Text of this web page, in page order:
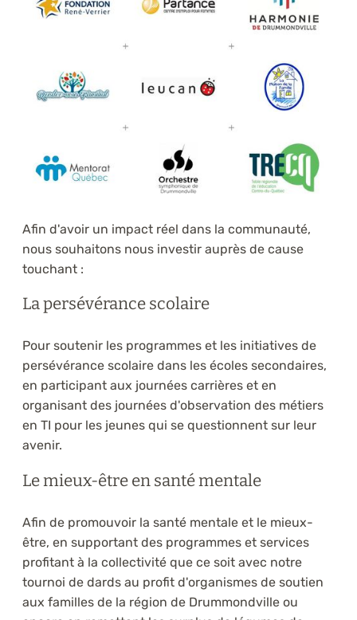
Afin d'avoir un impact réel dans la communauté,
nous souhaitons nous investir auprès de cause
touchant :
La persévérance scolaire
Pour soutenir les programmes et les initiatives de
persévérance scolaire dans les écoles secondaires,
en participant aux journées carrières et en
organisant des journées d'observation des métiers
en TI pour les jeunes qui se questionnent sur leur
avenir.
Le mieux-être en santé mentale
Afin de promouvoir la santé mentale et le mieux-
être, en supportant des programmes et services
profitant à la collectivité que ce soit avec notre
tournoi de dards au profit d'organismes de soutien
aux familles de la région de Drummondville ou